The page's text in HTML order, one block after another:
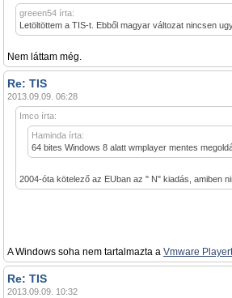
greeen54 írta:
Letöltöttem a TIS-t. Ebből magyar változat nincsen
Nem láttam még.
Re: TIS
2013.09.09. 06:28
Imco írta:
Haminda írta:
64 bites Windows 8 alatt wmplayer mentes
2004-óta kötelező az EUban az " N" kiadás, amiben
A Windows soha nem tartalmazta a Vmware Playert
Re: TIS
2013.09.09. 10:32